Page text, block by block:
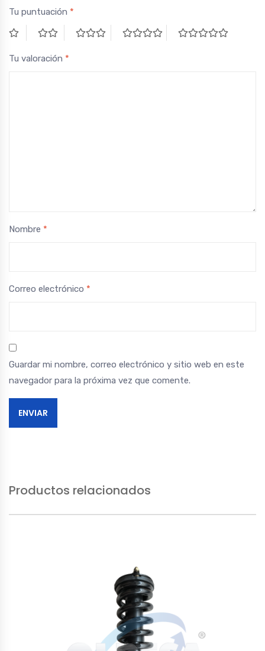
Tu puntuación *
Tu valoración *
Nombre *
Correo electrónico *
Guardar mi nombre, correo electrónico y sitio web en este
navegador para la próxima vez que comente.
Productos relacionados